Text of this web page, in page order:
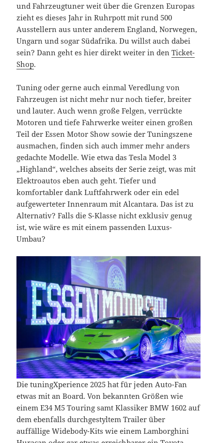
und Fahrzeugtuner weit über die Grenzen Europas
zieht es dieses Jahr in Ruhrpott mit rund 500
Ausstellern aus unter anderem England, Norwegen,
Ungarn und sogar Südafrika. Du willst auch dabei
sein? Dann geht es hier direkt weiter in denTicket-
Shop.
Tuning oder gerne auch einmal Veredlung von
Fahrzeugen ist nicht mehr nur noch tiefer, breiter
und lauter. Auch wenn große Felgen, verrückte
Motoren und tiefe Fahrwerke weiter einen großen
Teil der Essen Motor Show sowie der Tuningszene
ausmachen, finden sich auch immer mehr anders
gedachte Modelle. Wie etwa das Tesla Model 3
„Highland“, welches abseits der Serie zeigt, was mit
Elektroautos eben auch geht. Tiefer und
komfortabler dank Luftfahrwerk oder ein edel
aufgewerteter Innenraum mit Alcantara. Das ist zu
Alternativ? Falls die S-Klasse nicht exklusiv genug
ist, wie wäre es mit einem passenden Luxus-
Umbau?
Die tuningXperience 2025 hat für jeden Auto-Fan
etwas mit an Board. Von bekannten Größen wie
einem E34 M5 Touring samt Klassiker BMW 1602 auf
dem ebenfalls durchgestyltem Trailer über
auffällige Widebody-Kits wie einem Lamborghini